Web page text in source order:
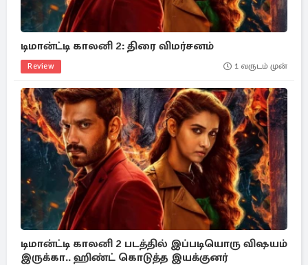
டிமான்ட்டி காலனி 2: திரை விமர்சனம்
Review 1 வருடம் முன்
டிமான்ட்டி காலனி 2 படத்தில் இப்படியொரு விஷயம்
இருக்கா.. ஹிண்ட் கொடுத்த இயக்குனர்